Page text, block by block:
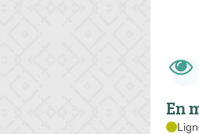
En